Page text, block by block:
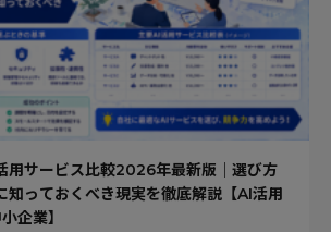
用サービス比較2026年最新版｜選び方
知っておくべき現実を徹底解説【AI活用
企業】